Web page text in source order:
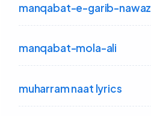
manqabat-e-garib-nawaz
manqabat-mola-ali
muharram naat lyrics